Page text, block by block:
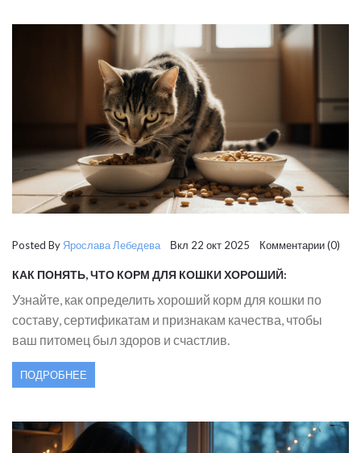
Posted By Ярослава Лебедева Вкл 22 окт 2025 Комментарии (0)
КАК ПОНЯТЬ, ЧТО КОРМ ДЛЯ КОШКИ ХОРОШИЙ:
Узнайте, как определить хороший корм для кошки по
составу, сертификатам и признакам качества, чтобы
ваш питомец был здоров и счастлив.
ПОДРОБНЕЕ